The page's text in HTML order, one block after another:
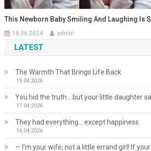
This Newborn Baby Smiling And Laughing Is
18.06.2024 admin
LATEST
The Warmth That Brings Life Back
19.04.2026
You hid the truth… but your little daughter
17.04.2026
They had everything… except happiness.
16.04.2026
— I’m your wife, not a little errand girl! If